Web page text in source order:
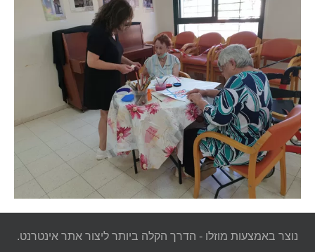
נוצר באמצעות מוזלו - הדרך הקלה ביותר ליצור אתר אינטרנט.